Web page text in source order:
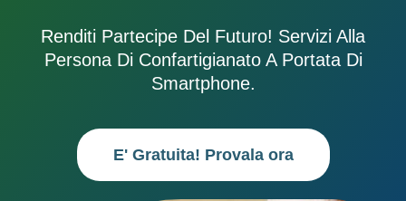
Renditi Partecipe Del Futuro! Servizi Alla
Persona Di Confartigianato A Portata Di
Smartphone.
E' Gratuita! Provala ora